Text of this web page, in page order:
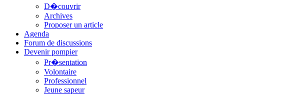
D�couvrir
Archives
Proposer un article
Agenda
Forum de discussions
Devenir pompier
Pr�sentation
Volontaire
Professionnel
Jeune sapeur